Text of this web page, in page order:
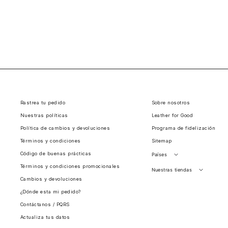
Rastrea tu pedido
Nuestras políticas
Política de cambios y devoluciones
Términos y condiciones
Código de buenas prácticas
Términos y condiciones promocionales
Cambios y devoluciones
¿Dónde esta mi pedido?
Contáctanos / PQRS
Actualiza tus datos
Sobre nosotros
Leather for Good
Programa de fidelización
Sitemap
Países
Perú
Nuestras tiendas